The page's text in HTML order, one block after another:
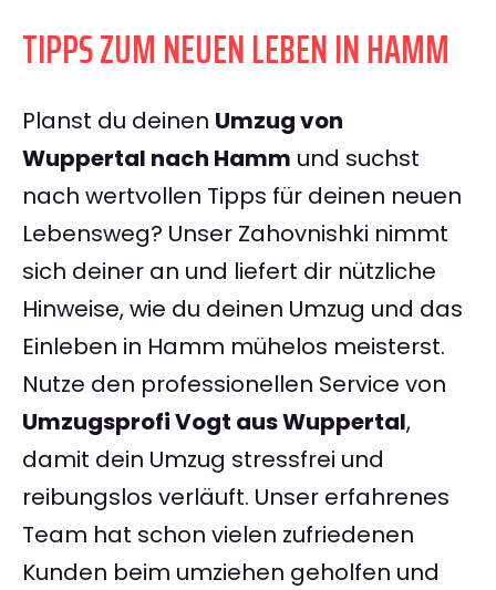
TIPPS ZUM NEUEN LEBEN IN HAMM
Planst du deinen Umzug von
Wuppertal nach Hamm und suchst
nach wertvollen Tipps für deinen neuen
Lebensweg? Unser Zahovnishki nimmt
sich deiner an und liefert dir nützliche
Hinweise, wie du deinen Umzug und das
Einleben in Hamm mühelos meisterst.
Nutze den professionellen Service von
Umzugsprofi Vogt aus Wuppertal,
damit dein Umzug stressfrei und
reibungslos verläuft. Unser erfahrenes
Team hat schon vielen zufriedenen
Kunden beim umziehen geholfen und